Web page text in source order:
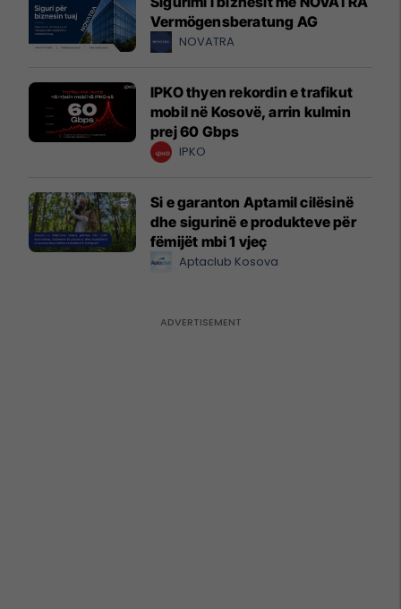
Vermögensberatung AG
NOVATRA
IPKO thyen rekordin e trafikut
mobil në Kosovë, arrin kulmin
prej 60 Gbps
IPKO
Si e garanton Aptamil cilësinë
dhe sigurinë e produkteve për
fëmijët mbi 1 vjeç
Aptaclub Kosova